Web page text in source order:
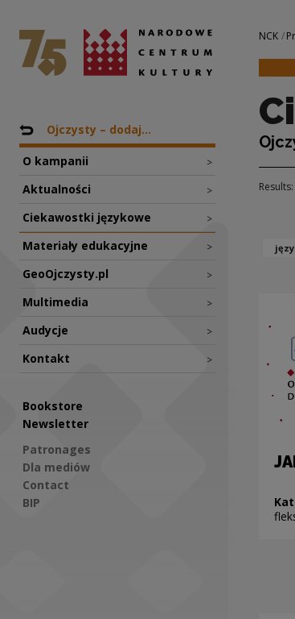
Ciekawostki
National Centre for Culture Poland
Nawigacja
Back to: Projekty
Ojczysty – dodaj...
O kampanii >
Aktualności >
Ciekawostki językowe >
Materiały edukacyjne >
GeoOjczysty.pl >
Multimedia >
Audycje >
Kontakt >
Bookstore
Newsletter
Patronages
Dla mediów
Contact
BIP
NCK